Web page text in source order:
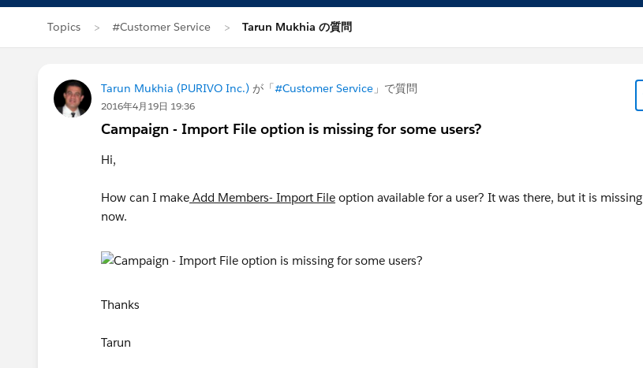
Topics #Customer Service Tarun Mukhia の質問
Tarun Mukhia (PURIVO Inc.) が「#Customer Service 」で質問
2016年4月19日 19:36
Campaign - Import File option is missing for some users?
Hi,
How can I make Add Members- Import File option available for a user? It was there, but it is missing
now.
Thanks
Tarun